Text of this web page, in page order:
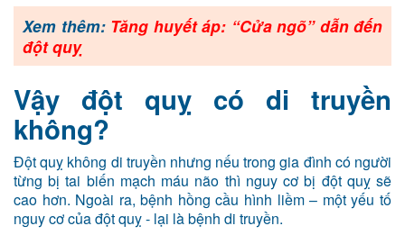
Xem thêm: Tăng huyết áp: “Cửa ngõ” dẫn đến
đột quỵ
Vậy đột quỵ có di truyền
không?
Đột quỵ không di truyền nhưng nếu trong gia đình có người
từng bị tai biến mạch máu não thì nguy cơ bị đột quỵ sẽ
cao hơn. Ngoài ra, bệnh hồng cầu hình liềm – một yếu tố
nguy cơ của đột quỵ - lại là bệnh di truyền.